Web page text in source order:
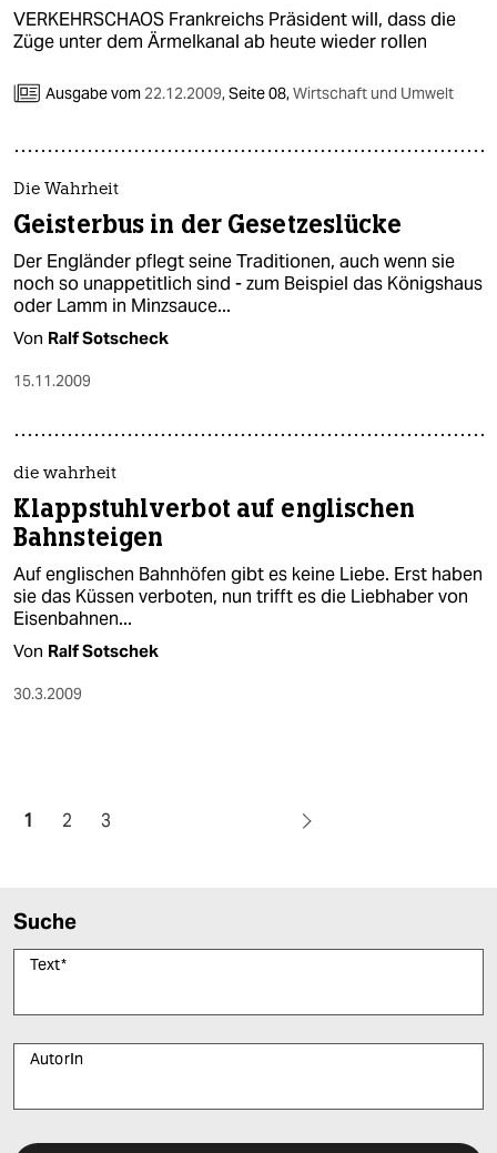
VERKEHRSCHAOS Frankreichs Präsident will, dass die
Züge unter dem Ärmelkanal ab heute wieder rollen
Ausgabe vom 22.12.2009,Seite 08,Wirtschaft und Umwelt
Die Wahrheit
Geisterbus in der Gesetzeslücke
Der Engländer pflegt seine Traditionen, auch wenn sie
noch so unappetitlich sind - zum Beispiel das Königshaus
oder Lamm in Minzsauce...
Von Ralf Sotscheck
15.11.2009
die wahrheit
Klappstuhlverbot auf englischen
Bahnsteigen
Auf englischen Bahnhöfen gibt es keine Liebe. Erst haben
sie das Küssen verboten, nun trifft es die Liebhaber von
Eisenbahnen...
Von Ralf Sotschek
30.3.2009
1 2 3
Suche
Text*
AutorIn